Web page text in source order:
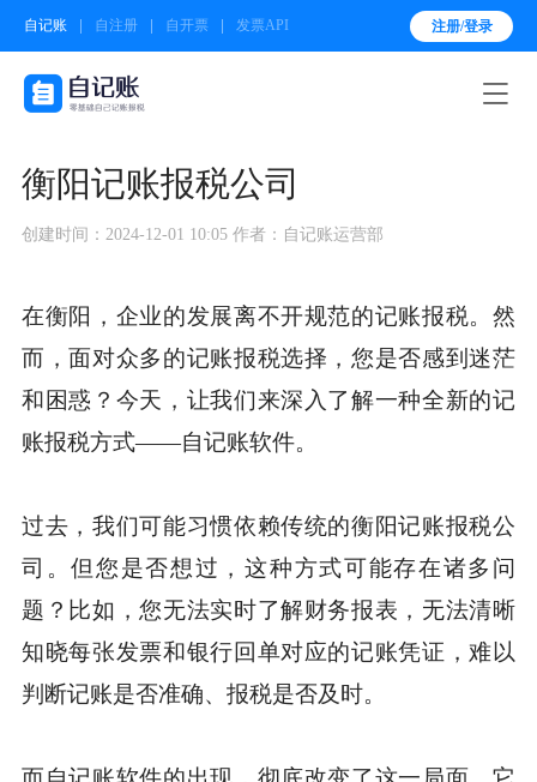
自记账 自注册 自开票 发票API 注册/登录

衡阳记账报税公司
创建时间：2024-12-01 10:05 作者：自记账运营部
在衡阳，企业的发展离不开规范的记账报税。然
而，面对众多的记账报税选择，您是否感到迷茫
和困惑？今天，让我们来深入了解一种全新的记
账报税方式——自记账软件。
过去，我们可能习惯依赖传统的衡阳记账报税公
司。但您是否想过，这种方式可能存在诸多问
题？比如，您无法实时了解财务报表，无法清晰
知晓每张发票和银行回单对应的记账凭证，难以
判断记账是否准确、报税是否及时。